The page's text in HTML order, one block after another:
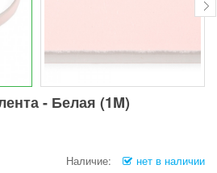
- Белая (1M)
Наличие: нет в наличии